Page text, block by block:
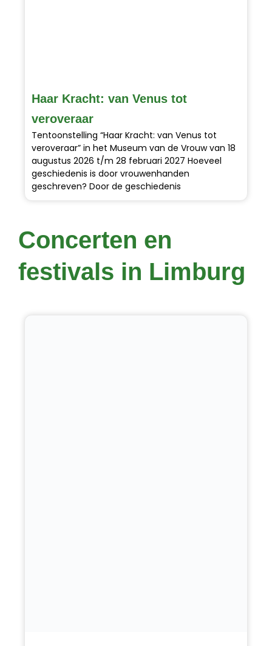
Haar Kracht: van Venus tot
veroveraar
Tentoonstelling “Haar Kracht: van Venus tot
veroveraar” in het Museum van de Vrouw van 18
augustus 2026 t/m 28 februari 2027 Hoeveel
geschiedenis is door vrouwenhanden
geschreven? Door de geschiedenis
Concerten en
festivals in Limburg